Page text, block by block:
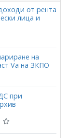
от рента
лица и
на
Vа на ЗКПО
при